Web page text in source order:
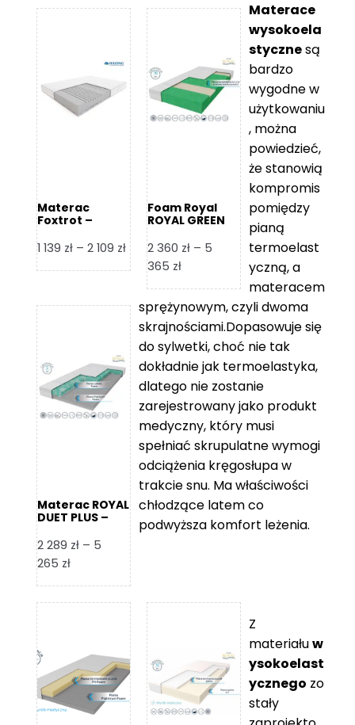
Materac
Foxtrot –
1 139 zł – 2 109 złZakres
cen:
1
139 zł
do
2
109 zł
Foam Royal
ROYAL GREEN
piankowy
2 360 zł – 5
365 złZakres
od
2
360 zł
5
365 zł
Materac ROYAL
DUET PLUS –
2 289 zł – 5
265 złZakres
od
do
5
265 zł
Materace
wysokoela
stycznesą
bardzo
wygodne w
użytkowaniu
, można
powiedzieć,
że stanowią
kompromis
pomiędzy
pianą
termoelast
yczną, a
materacem
sprężynowym, czyli dwoma
skrajnościami.Dopasowuje się
do sylwetki, choć nie tak
dokładnie jak termoelastyka,
dlatego nie zostanie
zarejestrowany jako produkt
medyczny, który musi
spełniać skrupulatne wymogi
odciążenia kręgosłupa w
trakcie snu. Ma właściwości
chłodzące latem co
podwyższa komfort leżenia.
Z
materiałuw
ysokoelast
ycznego zo
stały